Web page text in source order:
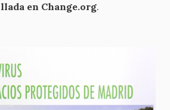
en Change.org.